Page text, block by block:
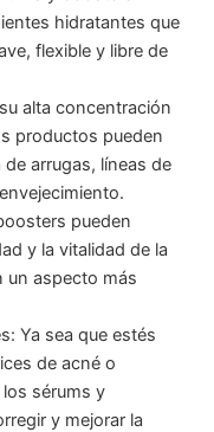
hidratantes que
flexible y libre de
alta concentración
productos pueden
arrugas, líneas de
pueden
y la vitalidad de la
un aspecto más
Ya sea que estés
de acné o
sérums y
y mejorar la